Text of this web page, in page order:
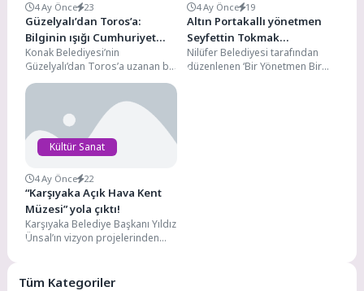
4 Ay Önce 23
Güzelyalı’dan Toros’a:
Bilginin ışığı Cumhuriyet
Kütüphanelerinden
yayılıyor
Konak Belediyesi’nin
Güzelyalı’dan Toros’a uzanan bir
bilgi ağı oluşturan Cumhuriyet
Kütüphaneleri, bir yıl gibi kısa...
4 Ay Önce 19
Altın Portakallı yönetmen
Seyfettin Tokmak
Nilüferlilerle buluştu
Nilüfer Belediyesi tarafından
düzenlenen ‘Bir Yönetmen Bir
Kültür Sanat
4 Ay Önce 22
“Karşıyaka Açık Hava Kent
Müzesi” yola çıktı!
Karşıyaka Belediye Başkanı Yıldız
Ünsal’ın vizyon projelerinden
Tüm Kategoriler